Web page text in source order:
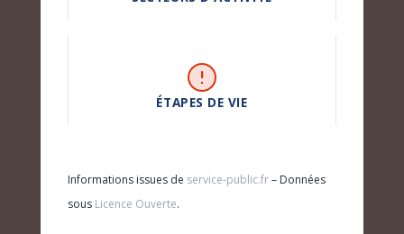
ÉTAPES DE VIE
Informations issues de service-public.fr– Données
sous Licence Ouverte.